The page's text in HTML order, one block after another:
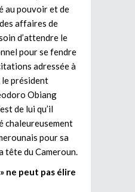
au pouvoir et de
affaires de
d’attendre le
pour se fendre
adressée à
le président
Obiang
de lui qu’il
chaleureusement
pour sa
tête du Cameroun.
» ne peut pas élire